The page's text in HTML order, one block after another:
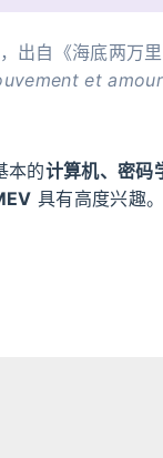
出自《海底两万
et amour
本的计算机、密码
具有高度兴趣。